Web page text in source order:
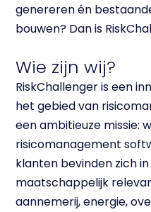
genereren én
bouwen? Dan is
Wie zijn wij?
RiskChallenger is een
het gebied van
een ambitieuze missie:
risicomanagement
klanten bevinden zich
maatschappelijk
aannemerij, energie,